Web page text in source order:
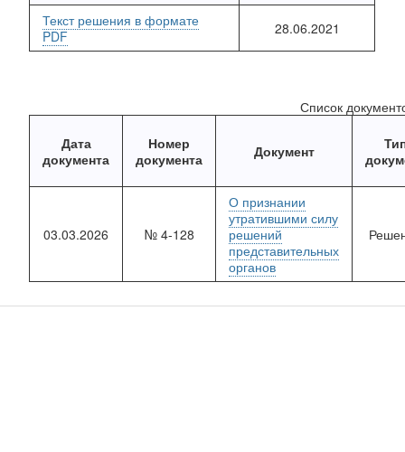
Текст решения в формате
PDF
28.06.2021
Список
Дата
документа
Номер
документа
Документ
03.03.2026 № 4-128
О признании
утратившими силу
решений
представительных
органов